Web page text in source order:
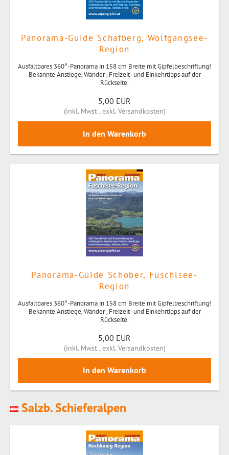
Panorama-Guide Schafberg, Wolfgangsee-
Region
Ausfaltbares 360°-Panorama in 158 cm Breite mit Gipfelbeschriftung!
Bekannte Anstiege, Wander-, Freizeit- und Einkehrtipps auf der
Rückseite.
5,00 EUR
(inkl. Mwst.,exkl. Versandkosten)
Panorama-Guide Schober, Fuschlsee-
Region
Ausfaltbares 360°-Panorama in 158 cm Breite mit Gipfelbeschriftung!
Bekannte Anstiege, Wander-, Freizeit- und Einkehrtipps auf der
Rückseite.
5,00 EUR
(inkl. Mwst.,exkl. Versandkosten)
Salzb. Schieferalpen